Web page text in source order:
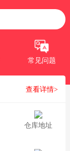
常见问题
查看详情>
仓库地址